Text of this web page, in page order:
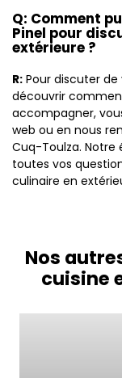
Q: Comment
Pinel pour
extérieure ?
R: Pour discuter
découvrir
accompagner,
web ou en nous
Cuq-Toulza. Notre
toutes vos
culinaire en
Nos
cuisine